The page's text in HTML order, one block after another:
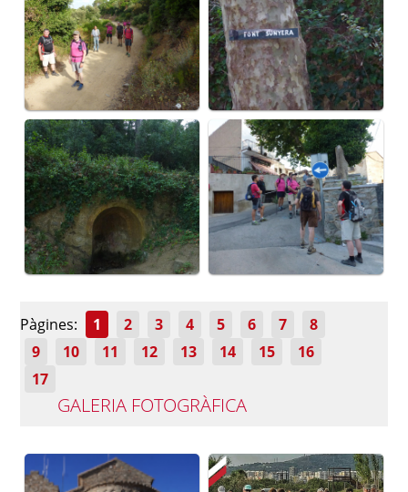
Pàgines: 1 2 3 4 5 6 7
8
9
10 11 12 13 14 15
16
17
GALERIA FOTOGRÀFICA